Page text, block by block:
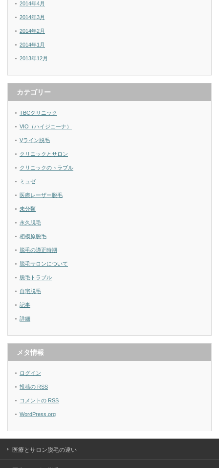
2014年4月
2014年3月
2014年2月
2014年1月
2013年12月
カテゴリー
TBCクリニック
VIO（ハイジニーナ）
Vライン脱毛
クリニックとサロン
クリニックのトラブル
ミュゼ
医療レーザー脱毛
未分類
永久脱毛
相模原脱毛
脱毛の適正時期
脱毛サロンについて
脱毛トラブル
自宅脱毛
記事
詳細
メタ情報
ログイン
投稿の RSS
コメントの RSS
WordPress.org
医療とサロン脱毛の違い